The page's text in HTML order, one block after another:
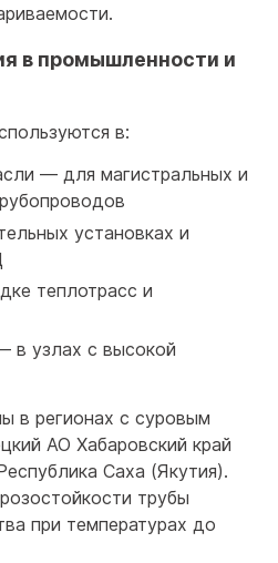
в промышленности и
в:
— для магистральных и
установках и
теплотрасс и
в узлах с высокой
в регионах с суровым
АО Хабаровский край
Саха (Якутия).
трубы
при температурах до